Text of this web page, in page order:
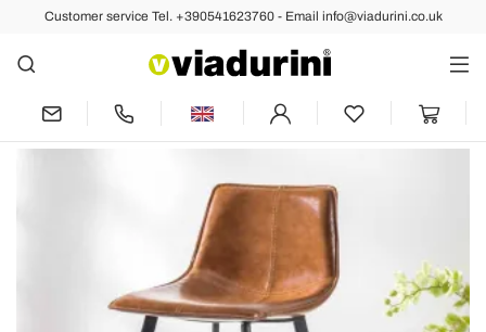
Customer service Tel. +390541623760 - Email info@viadurini.co.uk
Back Previous Next
4 Leg Base Stool, H 65 in Eco-Leather
and Black Base - Ovidio